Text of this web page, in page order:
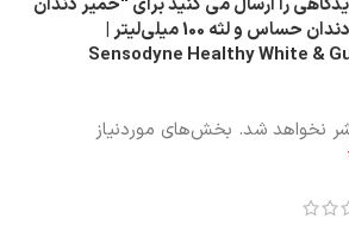
سنسوداین مراقبت از دندان حساس و لثه 100 میلی‌لیتر |
Sensodyne Healthy White &
نخواهد شد. بخش‌های موردنیاز